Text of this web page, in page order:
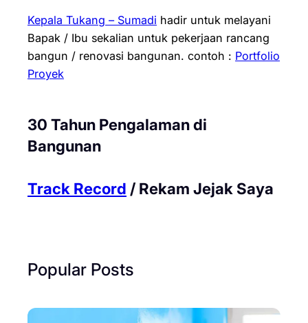
Kepala Tukang – Sumadi hadir untuk melayani
Bapak / Ibu sekalian untuk pekerjaan rancang
bangun / renovasi bangunan. contoh : Portfolio
Proyek
30 Tahun Pengalaman di
Bangunan
Track Record / Rekam Jejak Saya
Popular Posts